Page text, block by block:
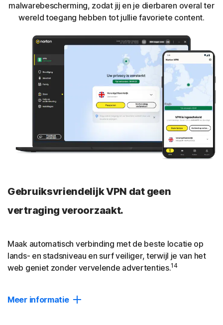
malwarebescherming, zodat jij en je dierbaren overal ter
wereld toegang hebben tot jullie favoriete content.
Gebruiksvriendelijk VPN dat geen
vertraging veroorzaakt.
Maak automatisch verbinding met de beste locatie op
lands- en stadsniveau en surf veiliger, terwijl je van het
web geniet zonder vervelende advertenties.14
Meer informatie